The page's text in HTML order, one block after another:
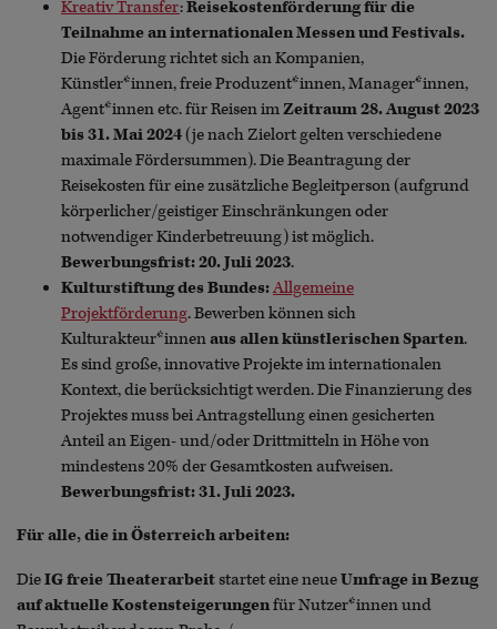
Kreativ Transfer:Reisekostenförderung für die
Teilnahme an internationalen Messen und Festivals.
Die Förderung richtet sich an Kompanien,
Künstler*innen, freie Produzent*innen, Manager*innen,
Agent*innen etc. für Reisen imZeitraum 28. August 2023
bis 31. Mai 2024(je nach Zielort gelten verschiedene
maximale Fördersummen). Die Beantragung der
Reisekosten für eine zusätzliche Begleitperson (aufgrund
körperlicher/geistiger Einschränkungen oder
notwendiger Kinderbetreuung) ist möglich.
Bewerbungsfrist: 20. Juli 2023.
Kulturstiftung des Bundes:Allgemeine
Projektförderung. Bewerben können sich
Kulturakteur*innenaus allen künstlerischen Sparten.
Es sind große, innovative Projekte im internationalen
Kontext, die berücksichtigt werden. Die Finanzierung des
Projektes muss bei Antragstellung einen gesicherten
Anteil an Eigen- und/oder Drittmitteln in Höhe von
mindestens 20% der Gesamtkosten aufweisen.
Bewerbungsfrist: 31. Juli 2023.
Für alle, die in Österreich arbeiten:
DieIG freie Theaterarbeitstartet eine neueUmfrage in Bezug
auf aktuelle Kostensteigerungenfür Nutzer*innen und